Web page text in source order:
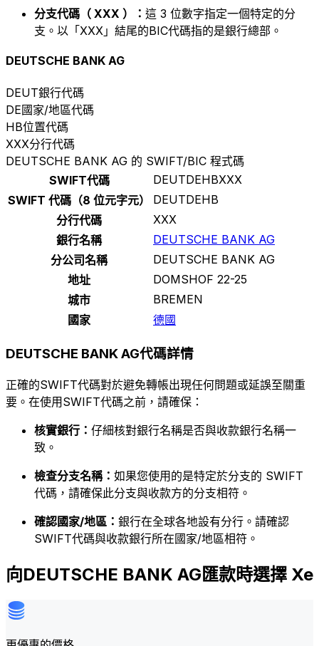
分支代碼（ XXX ）： 這 3 位數字指定一個特定的分
支。以「XXX」結尾的BIC代碼指的是銀行總部。
DEUTSCHE BANK AG
DEUT銀行代碼
DE國家/地區代碼
HB位置代碼
XXX分行代碼
DEUTSCHE BANK AG 的 SWIFT/BIC 程式碼
SWIFT代碼
DEUTDEHBXXX
SWIFT 代碼（8 位元字元）
DEUTDEHB
分行代碼
XXX
銀行名稱
DEUTSCHE BANK AG
分公司名稱
DEUTSCHE BANK AG
地址
DOMSHOF 22-25
城市
BREMEN
國家
德國
DEUTSCHE BANK AG代碼詳情
正確的SWIFT代碼對於避免轉帳出現任何問題或延誤至關重
要。在使用SWIFT代碼之前，請確保：
核實銀行： 仔細核對銀行名稱是否與收款銀行名稱一
致。
檢查分支名稱： 如果您使用的是特定於分支的 SWIFT
代碼，請確保此分支與收款方的分支相符。
確認國家/地區： 銀行在全球各地設有分行。請確認
SWIFT代碼與收款銀行所在國家/地區相符。
向DEUTSCHE BANK AG匯款時選擇 Xe